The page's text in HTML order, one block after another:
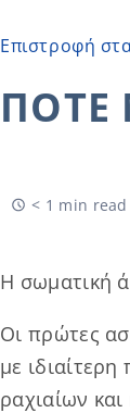
Επιστροφή
ΠΌΤΕ
< 1 min read
Η σωματική
Οι πρώτες
με
ραχιαίων